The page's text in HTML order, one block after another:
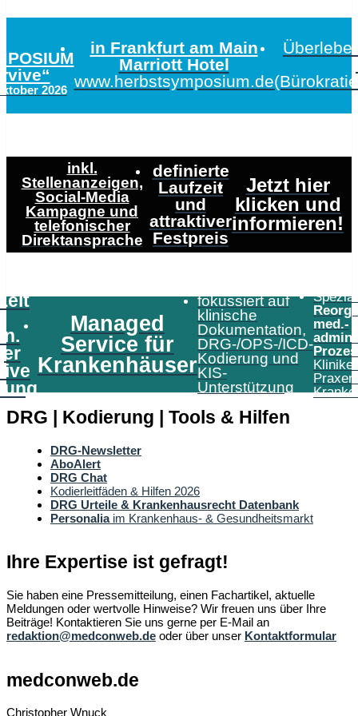
2026
in Frankfurt am Main
Marriott Hotel
www.herbstsymposium.de
inkl.
Stellenanzeigen,
Social-Media
Kampagne und
telefonischer
Direktansprache
definierte
Laufzeit
und
attraktiver
Festpreis
Jetzt hier
klicken und
informieren!
Managed
Service für
Krankenhäuser
fokussiert auf
klinische
Dokumentation,
DRG-/OPS-/ICD-
Kodierung und
KIS-
Unterstützung
med.-
DRG | Kodierung | Tools & Hilfen
DRG-Newsletter
AboAlert
DRG Chat
Kodierleitfäden & Hilfen 2026
DRG Urteile & Krankenhausrecht Datenbank
Personaliaim Krankenhaus- & Gesundheitsmarkt
Ihre Expertise ist gefragt!
Sie haben eine Pressemitteilung, einen Fachartikel, aktuelle
Meldungen oder wertvolle Hinweise? Wir freuen uns über Ihre
Beiträge! Kontaktieren Sie uns gerne per E-Mail an
redaktion@medconweb.de oder über unser Kontaktformular
medconweb.de
Christopher Wnuck